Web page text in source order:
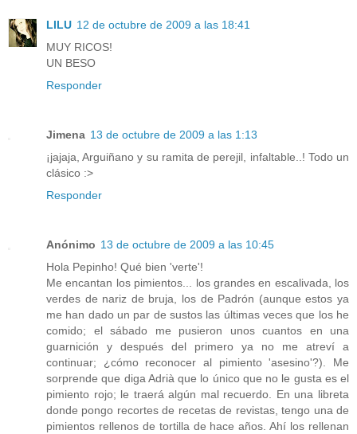
LILU 12 de octubre de 2009 a las 18:41
MUY RICOS!
UN BESO
Responder
Jimena 13 de octubre de 2009 a las 1:13
¡jajaja, Arguiñano y su ramita de perejil, infaltable..! Todo un
clásico :>
Responder
Anónimo 13 de octubre de 2009 a las 10:45
Hola Pepinho! Qué bien 'verte'!
Me encantan los pimientos... los grandes en escalivada, los
verdes de nariz de bruja, los de Padrón (aunque estos ya
me han dado un par de sustos las últimas veces que los he
comido; el sábado me pusieron unos cuantos en una
guarnición y después del primero ya no me atreví a
continuar; ¿cómo reconocer al pimiento 'asesino'?). Me
sorprende que diga Adrià que lo único que no le gusta es el
pimiento rojo; le traerá algún mal recuerdo. En una libreta
donde pongo recortes de recetas de revistas, tengo una de
pimientos rellenos de tortilla de hace años. Ahí los rellenan